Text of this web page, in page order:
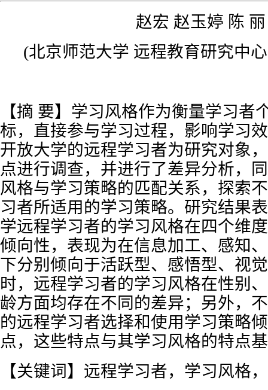
赵宏 赵玉婷 陈 丽
(北京师范大学 远程教育研究中
【摘 要】学习风格作为衡量学习者
标，直接参与学习过程，影响学习
开放大学的远程学习者为研究对象
点进行调查，并进行了差异分析，
风格与学习策略的匹配关系，探索
习者所适用的学习策略。研究结果
学远程学习者的学习风格在四个维
倾向性，表现为在信息加工、感知
下分别倾向于活跃型、感悟型、视
时，远程学习者的学习风格在性别
龄方面均存在不同的差异；另外，
的远程学习者选择和使用学习策略
点，这些特点与其学习风格的特点
【关键词】远程学习者，学习风格